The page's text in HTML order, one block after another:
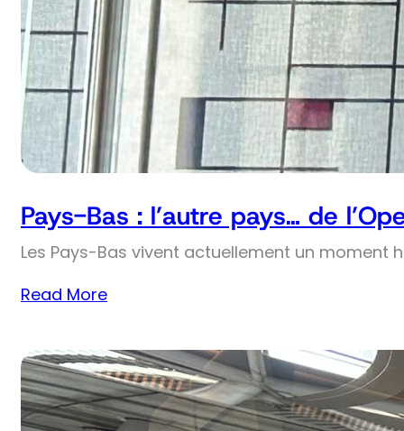
Pays-Bas : l’autre pays… de
Les Pays-Bas vivent actuellement un moment
Read More